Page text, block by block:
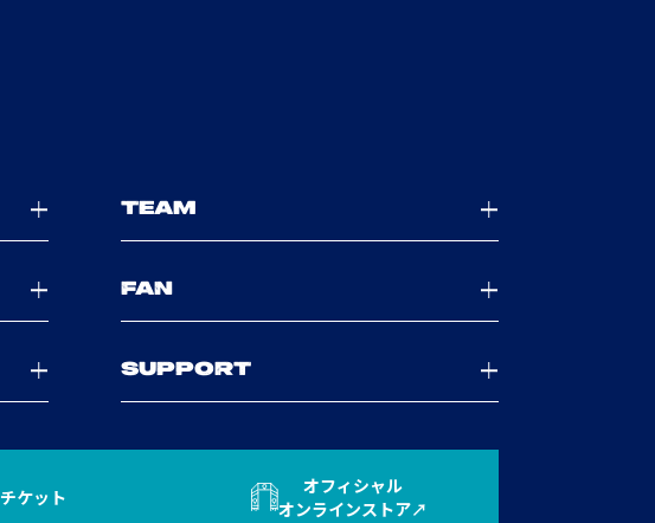
TEAM
FAN
SUPPORT
チケット
オフィシャル
オンラインストア